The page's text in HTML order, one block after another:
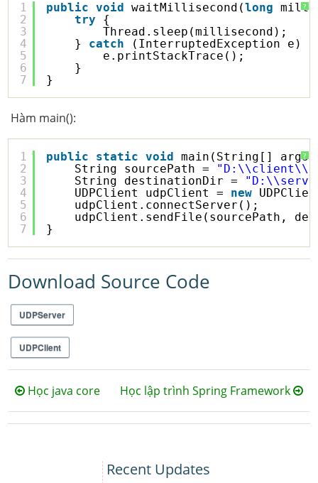
?
1
2
3
4
5
6
7
public void waitMillisecond(long
try
{
Thread.sleep(millisecond);
} catch
(InterruptedException e) {
e.printStackTrace();
}
}
Hàm main():
?
1
2
3
4
5
6
7
public static void
main(String[]
String sourcePath =
String destinationDir =
UDPClient udpClient = new
udpClient.connectServer();
udpClient.sendFile(sourcePath,
}
Download Source Code
UDPServer
UDPClient
Học java core Học lập trình Spring Framework
Recent Updates